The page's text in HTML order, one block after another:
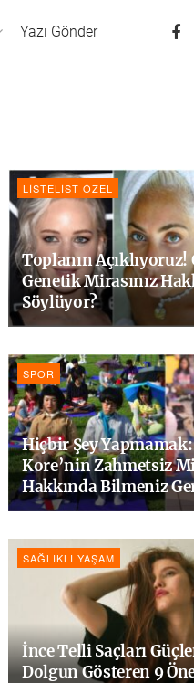
Yazı Gönder
LISTELIST ÖZEL
Toplanın Açıklıyoruz!
Genetik Mirasınız
Söylüyor?
SPOR
Hiçbir Şey
Kore’nin Zahmetsiz
Hakkında Bilmeniz
SAĞLIKLI YAŞAM
İnce Telli Saçları
Dolgun Gösteren 9